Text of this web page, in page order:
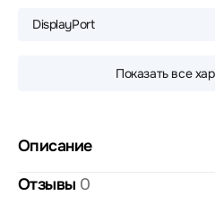
DisplayPort
Показать все
Описание
Отзывы 0